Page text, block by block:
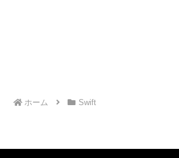
ホーム Swift